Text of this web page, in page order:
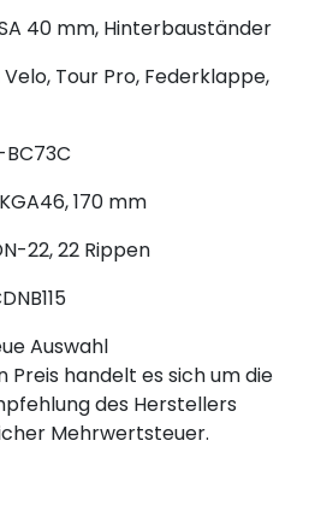
40 mm, Hinterbauständer
Tour Pro, Federklappe,
BC73C
170 mm
22, 22 Rippen
Auswahl
Preis handelt es sich um die
des Herstellers
Mehrwertsteuer.